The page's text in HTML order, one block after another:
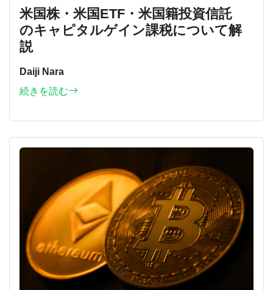
米国株・米国ETF・米国籍投資信託
のキャピタルゲイン課税について解
説
Daiji Nara
続きを読む